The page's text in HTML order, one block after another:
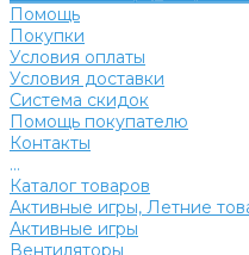
Помощь
Покупки
Условия оплаты
Условия доставки
Система скидок
Помощь покупателю
Контакты
...
Каталог товаров
Активные игры, Летние
Активные игры
Вентиляторы